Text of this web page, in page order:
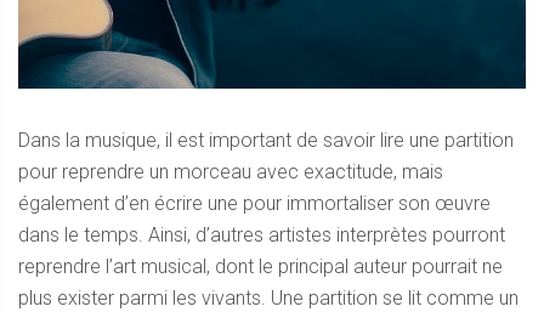
Dans la musique, il est important de savoir lire une partition
pour reprendre un morceau avec exactitude, mais
également d’en écrire une pour immortaliser son œuvre
dans le temps. Ainsi, d’autres artistes interprètes pourront
reprendre l’art musical, dont le principal auteur pourrait ne
plus exister parmi les vivants. Une partition se lit comme un